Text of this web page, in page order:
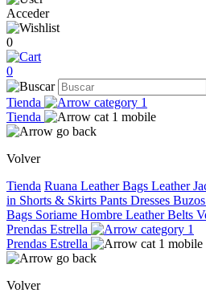
Acceder
0
0
Tienda
Tienda
Volver
Tienda Ruana Leather Bags Leather
in Shorts & Skirts Pants Dresses
Bags Soriame Hombre Leather Belts
Prendas Estrella
Prendas Estrella
Volver